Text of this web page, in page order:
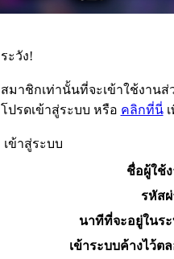
ระวัง!
สมาชิกเท่านั้นที่จะเข้าใช้งานส่
โปรดเข้าสู่ระบบ หรือ คลิกที่นี่เ
เข้าสู่ระบบ
ชื่อผู้ใช้
รหัส
นาทีที่จะอยู่ในร
เข้าระบบค้างไว้ต